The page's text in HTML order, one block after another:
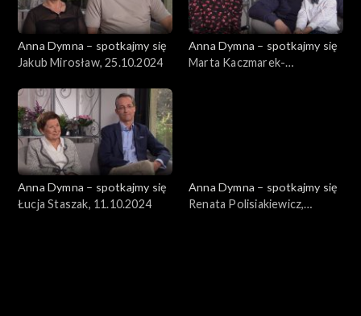
Anna Dymna – spotkajmy się
Jakub Mirosław, 25.10.2024
Anna Dymna – spotkajmy się
Marta Kaczmarek-
Anna Dymna – spotkajmy się
Łucja Staszak, 11.10.2024
Anna Dymna – spotkajmy się
Renata Polisiakiewicz,